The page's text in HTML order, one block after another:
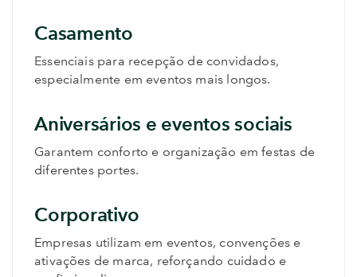
Casamento
Essenciais para recepção de convidados,
especialmente em eventos mais longos.
Aniversários e eventos sociais
Garantem conforto e organização em festas de
diferentes portes.
Corporativo
Empresas utilizam em eventos, convenções e
ativações de marca, reforçando cuidado e